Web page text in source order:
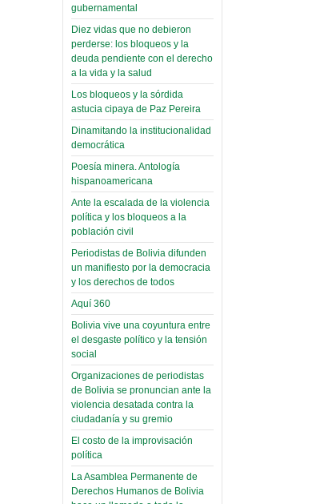
Lunes, 27 Mayo 2019
Read more...
Creacionismo,
filtraciones e
inicio de la
campaña del
MAS
(Miscelánea
palaciega 6)
El Infamatorio
Domingo, 12 Mayo 2019
Read more...
gubernamental
Diez vidas que no debieron
perderse: los bloqueos y la
deuda pendiente con el derecho
a la vida y la salud
Los bloqueos y la sórdida
astucia cipaya de Paz Pereira
Dinamitando la institucionalidad
democrática
Poesía minera. Antología
hispanoamericana
Ante la escalada de la violencia
política y los bloqueos a la
población civil
Periodistas de Bolivia difunden
un manifiesto por la democracia
y los derechos de todos
Aquí 360
Bolivia vive una coyuntura entre
el desgaste político y la tensión
social
Organizaciones de periodistas
de Bolivia se pronuncian ante la
violencia desatada contra la
ciudadanía y su gremio
El costo de la improvisación
política
La Asamblea Permanente de
Derechos Humanos de Bolivia